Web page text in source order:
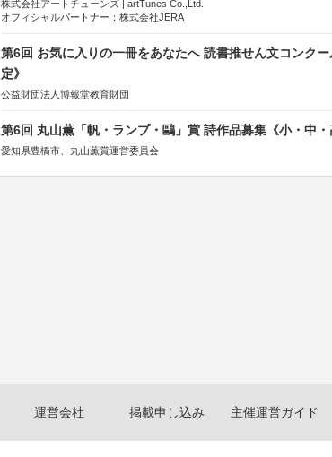
株式会社アートチューンズ | artTunes Co.,Ltd.
オフィシャルパートナー：株式会社JERA
第6回 お気に入りの一冊をあなたへ 読書推せん文コンク
定》
公益財団法人博報堂教育財団
第6回 丸山薫「帆・ランプ・鷗」賞 詩作品募集《小・中・
愛知県豊橋市、丸山薫賞運営委員会
運営会社 掲載申し込み 主催運営ガイド